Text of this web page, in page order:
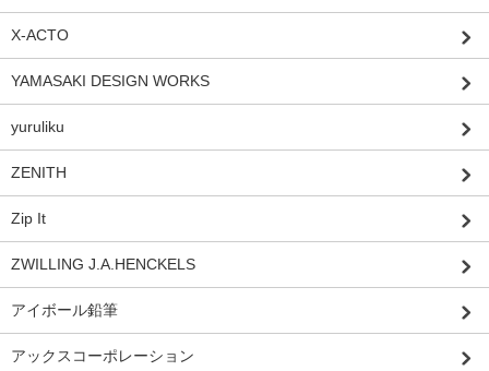
X-ACTO
YAMASAKI DESIGN WORKS
yuruliku
ZENITH
Zip It
ZWILLING J.A.HENCKELS
アイボール鉛筆
アックスコーポレーション